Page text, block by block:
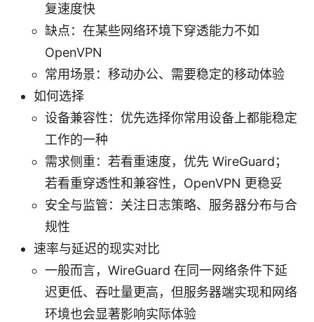
复速度快
缺点：在某些网络环境下穿透能力不如
OpenVPN
常用场景：移动办公、需要稳定的移动体验
如何选择
设备兼容性：优先选择你常用设备上都能稳定
工作的一种
需求侧重：若看重速度，优先 WireGuard；
若看重穿透性和兼容性，OpenVPN 更稳妥
安全与监管：关注日志策略、服务器分布与合
规性
速率与延迟的现实对比
一般而言，WireGuard 在同一网络条件下延
迟更低、吞吐量更高，但服务器端实现和网络
环境也会显著影响实际体验